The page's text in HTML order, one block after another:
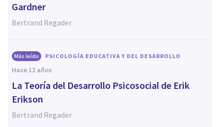
Gardner
Bertrand Regader
Más leído PSICOLOGÍA EDUCATIVA Y DEL DESARROLLO
hace 12 años
La Teoría del Desarrollo Psicosocial de Erik
Erikson
Bertrand Regader